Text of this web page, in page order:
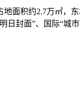
面积约2.7万㎡，
日封面”、国际“城